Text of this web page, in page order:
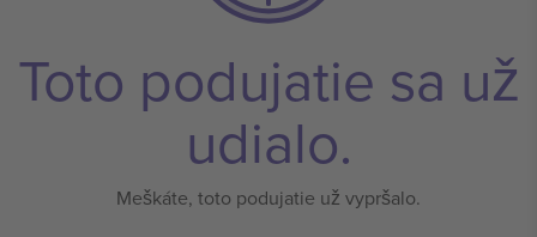
Toto podujatie sa už
udialo.
Meškáte, toto podujatie už vypršalo.